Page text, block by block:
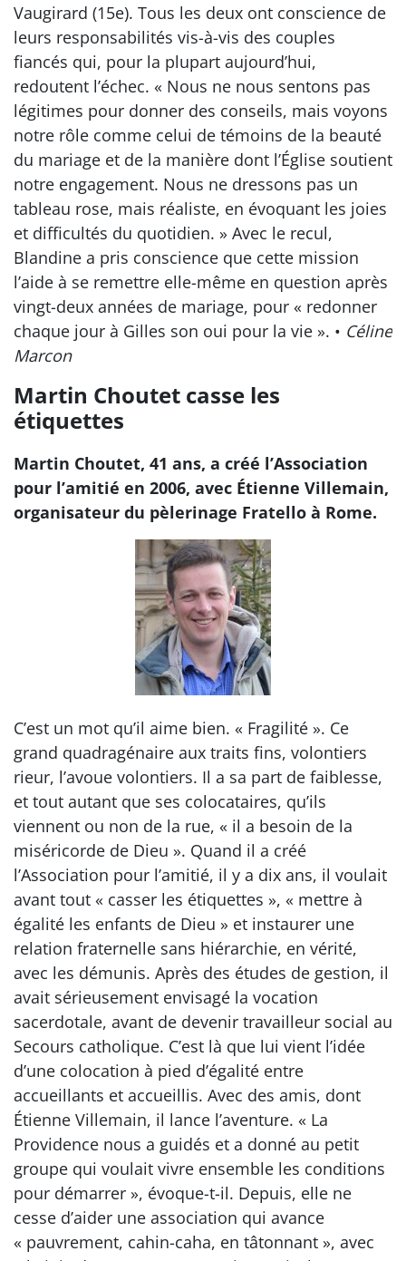
Vaugirard (15e). Tous les deux ont conscience de
leurs responsabilités vis-à-vis des couples
fiancés qui, pour la plupart aujourd’hui,
redoutent l’échec. « Nous ne nous sentons pas
légitimes pour donner des conseils, mais voyons
notre rôle comme celui de témoins de la beauté
du mariage et de la manière dont l’Église soutient
notre engagement. Nous ne dressons pas un
tableau rose, mais réaliste, en évoquant les joies
et difficultés du quotidien. » Avec le recul,
Blandine a pris conscience que cette mission
l’aide à se remettre elle-même en question après
vingt-deux années de mariage, pour « redonner
chaque jour à Gilles son oui pour la vie ». • Céline
Marcon
Martin Choutet casse les
étiquettes
Martin Choutet, 41 ans, a créé l’Association
pour l’amitié en 2006, avec Étienne Villemain,
organisateur du pèlerinage Fratello à Rome.
C’est un mot qu’il aime bien. « Fragilité ». Ce
grand quadragénaire aux traits fins, volontiers
rieur, l’avoue volontiers. Il a sa part de faiblesse,
et tout autant que ses colocataires, qu’ils
viennent ou non de la rue, « il a besoin de la
miséricorde de Dieu ». Quand il a créé
l’Association pour l’amitié, il y a dix ans, il voulait
avant tout « casser les étiquettes », « mettre à
égalité les enfants de Dieu » et instaurer une
relation fraternelle sans hiérarchie, en vérité,
avec les démunis. Après des études de gestion, il
avait sérieusement envisagé la vocation
sacerdotale, avant de devenir travailleur social au
Secours catholique. C’est là que lui vient l’idée
d’une colocation à pied d’égalité entre
accueillants et accueillis. Avec des amis, dont
Étienne Villemain, il lance l’aventure. « La
Providence nous a guidés et a donné au petit
groupe qui voulait vivre ensemble les conditions
pour démarrer », évoque-t-il. Depuis, elle ne
cesse d’aider une association qui avance
« pauvrement, cahin-caha, en tâtonnant », avec